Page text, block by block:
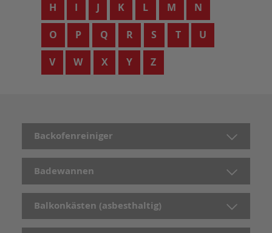
H I J K L M N
O P Q R S T U
V W X Y Z
Backofenreiniger
Badewannen
Balkonkästen (asbesthaltig)